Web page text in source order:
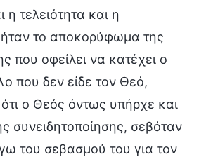
τελειότητα και η
ήταν το αποκορύφωμα της
που οφείλει να κατέχει ο
που δεν είδε τον Θεό,
ότι ο Θεός όντως υπήρχε και
συνειδητοποίησης, σεβόταν
του σεβασμού του για τον